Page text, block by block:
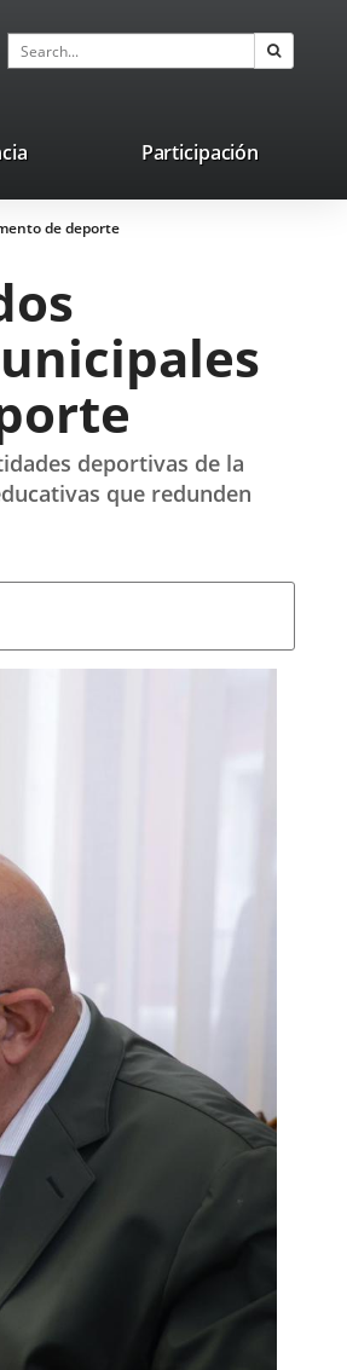
Search
Participación
de deporte
deportivas de la
que redunden